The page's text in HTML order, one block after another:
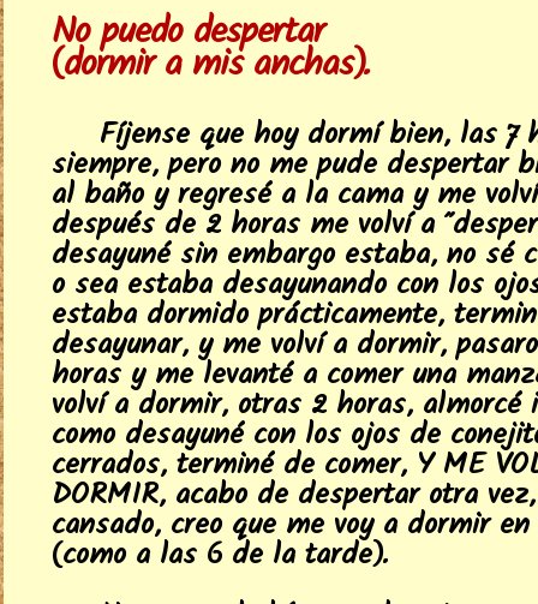
No puedo despertar
(dormir a mis anchas).
Fíjense que hoy dormí bien, las 7
siempre, pero no me pude despertar
al baño y regresé a la cama y me
después de 2 horas me volví a
desayuné sin embargo estaba, no sé
o sea estaba desayunando con los
estaba dormido prácticamente,
desayunar, y me volví a dormir,
horas y me levanté a comer una
volví a dormir, otras 2 horas, almorcé
como desayuné con los ojos de
cerrados, terminé de comer, Y ME
DORMIR, acabo de despertar otra
cansado, creo que me voy a dormir
(como a las 6 de la tarde).